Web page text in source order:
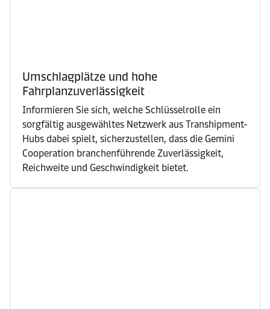
Umschlagplätze und hohe
Fahrplanzuverlässigkeit
Informieren Sie sich, welche Schlüsselrolle ein
sorgfältig ausgewähltes Netzwerk aus Transhipment-
Hubs dabei spielt, sicherzustellen, dass die Gemini
Cooperation branchenführende Zuverlässigkeit,
Reichweite und Geschwindigkeit bietet.